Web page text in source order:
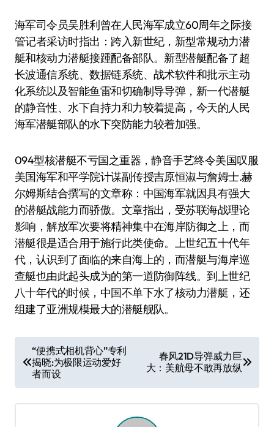
海军司令员吴胜利曾在人民海军成立60周年之际接
管记者采访时指出：跨入新世纪，新型常规动力潜
艇和核动力潜艇接踵配备部队。新型潜艇配备了超
长波通信系统、数据链系统、战术软件和批示主动
化系统以及智能鱼雷和切确制导导弹，新一代潜艇
的静音性、水下自持力和力较着提高，今天的人民
海军潜艇部队的水下突防能力较着加强。
094型核潜艇不亏国之重器，静音手艺终令美国叹服
美国海军和平学院计谋副传授吉原恒淑与詹姆士.赫
尔姆斯结合撰写的文章称：中国海军就因具有强大
的潜艇战能力而骄傲。文章指出，受苏联海战理论
影响，解放军次要将精神集中在海岸防御之上，而
潜艇很是适合用于施行此类使命。上世纪五十代年
代，认识到了面临的来自海上的，而潜艇与海岸巡
查艇也由此起头成为的第一道防御阵线。到上世纪
八十年代的时候，中国不单下水了核动力潜艇，还
组建了亚洲规模最大的潜艇舰队。
章
导
航
“便携式相机背心”专利
揭晓:为极限运动爱好
者而设
春风21D导弹威力巨
大：美航母不敢再放纵